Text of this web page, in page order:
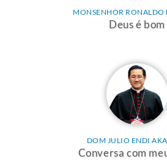
MONSENHOR RONALDO
Deus é bom
DOM JULIO ENDI
Conversa com